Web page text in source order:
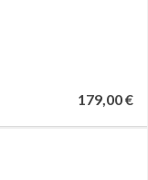
179,00 €